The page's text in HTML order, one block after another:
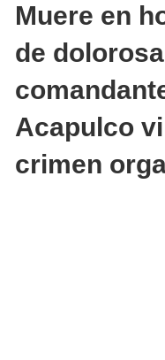
Muere en
de
Acapulco
crimen